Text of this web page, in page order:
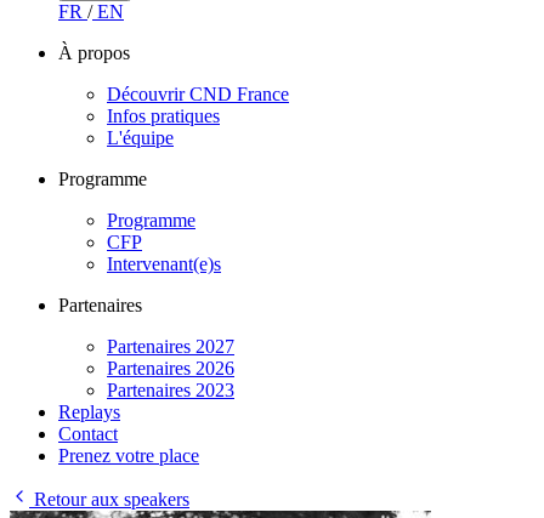
FR /EN
À propos
Découvrir CND France
Infos pratiques
L'équipe
Programme
Programme
CFP
Intervenant(e)s
Partenaires
Partenaires 2027
Partenaires 2026
Partenaires 2023
Replays
Contact
Prenez votre place
Retour aux speakers